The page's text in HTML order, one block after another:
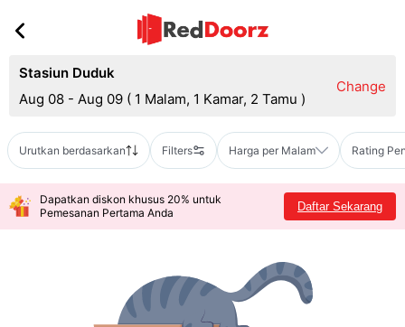
Stasiun Duduk
Aug 08 - Aug 09 ( 1 Malam, 1 Kamar, 2 Tamu )
Change
Urutkan berdasarkan Filters Harga per Malam Rating
Dapatkan diskon khusus 20% untuk
Pemesanan Pertama Anda
Daftar Sekarang